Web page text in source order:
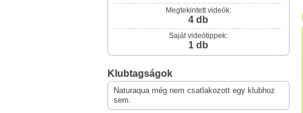
Megtekintett videók:
4 db
Saját videótippek:
1 db
Klubtagságok
Naturaqua még nem csatlakozott egy klubhoz
sem.